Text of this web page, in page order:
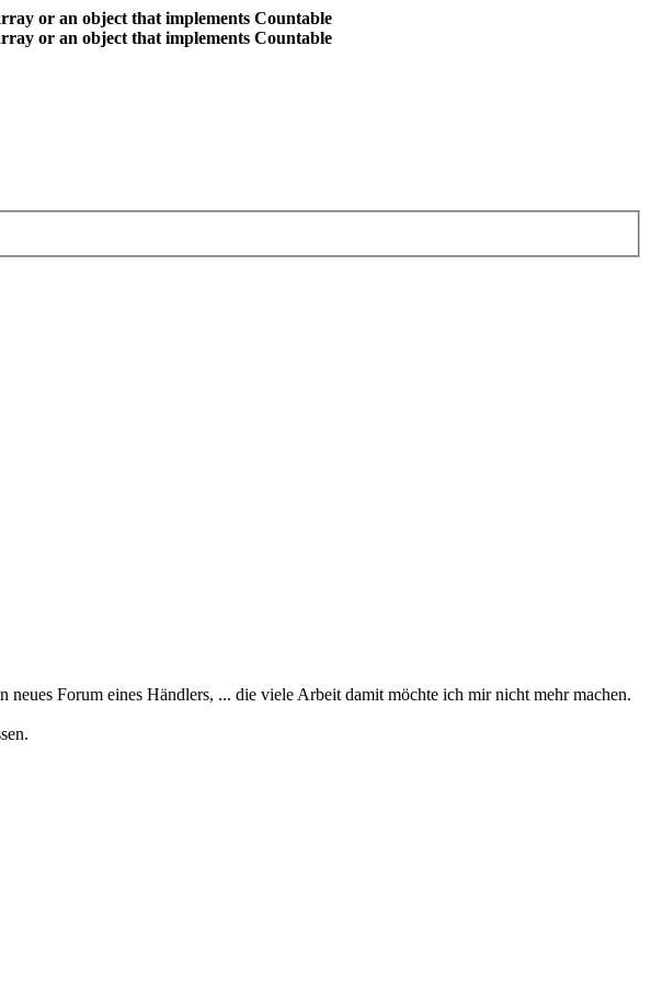
or an object that implements Countable
or an object that implements Countable
Forum eines Händlers, ... die viele Arbeit damit möchte ich mir nicht mehr machen.